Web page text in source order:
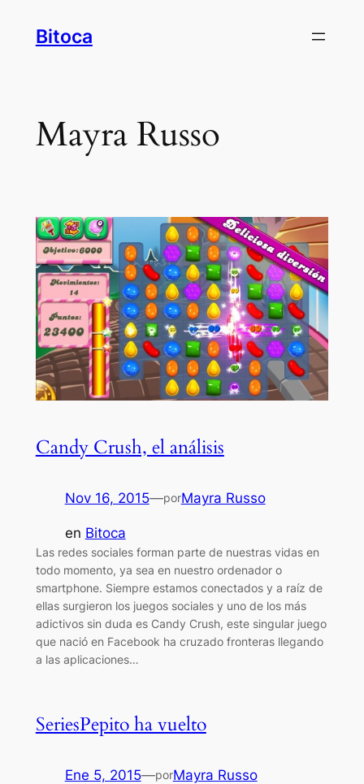
Bitoca
Mayra Russo
Candy Crush, el análisis
Nov 16, 2015—porMayra Russo
en Bitoca
Las redes sociales forman parte de nuestras vidas en
todo momento, ya sea en nuestro ordenador o
smartphone. Siempre estamos conectados y a raíz de
ellas surgieron los juegos sociales y uno de los más
adictivos sin duda es Candy Crush, este singular juego
que nació en Facebook ha cruzado fronteras llegando
a las aplicaciones…
SeriesPepito ha vuelto
Ene 5, 2015—porMayra Russo